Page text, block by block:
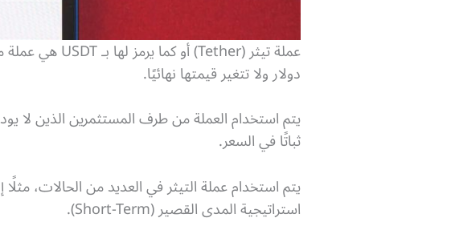
دولار ولا تتغير قيمتها نهائيًا.
يتم استخدام العملة من طرف المستثمرين الذين لا
ثباتًا في السعر.
يتم استخدام عملة التيثر في العديد من الحالات،
استراتيجية المدى القصير (Short-Term).